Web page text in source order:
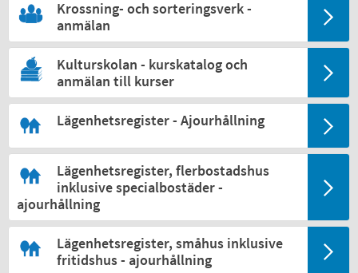
Krossning- och sorteringsverk -
anmälan
Kulturskolan - kurskatalog och
anmälan till kurser
Lägenhetsregister - Ajourhållning
Lägenhetsregister, flerbostadshus
inklusive specialbostäder -
ajourhållning
Lägenhetsregister, småhus inklusive
fritidshus - ajourhållning